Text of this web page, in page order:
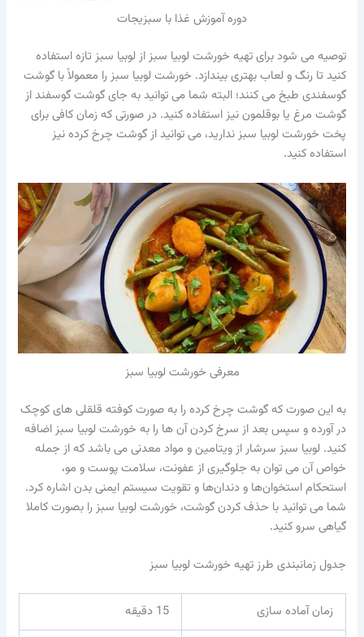
دوره آموزش غذا با سبزیجات
توصیه می‌ شود برای تهیه خورشت لوبیا سبز از لوبیا سبز تازه استفاده
کنید تا رنگ و لعاب بهتری بیندازد. خورشت لوبیا سبز را معمولاً با گوشت
گوسفندی طبخ می کنند؛ البته شما می توانید به جای گوشت گوسفند از
گوشت مرغ یا بوقلمون نیز استفاده کنید. در صورتی که زمان کافی برای
پخت خورشت لوبیا سبز ندارید، می توانید از گوشت چرخ کرده نیز
استفاده کنید.
معرفی خورشت لوبیا سبز
به این صورت که گوشت چرخ کرده را به صورت کوفته قلقلی های کوچک
در آورده و سپس بعد از سرخ کردن آن ها را به خورشت لوبیا سبز اضافه
کنید. لوبیا سبز سرشار از ویتامین و مواد معدنی می باشد که از جمله
خواص آن می توان به جلوگیری از عفونت، سلامت پوست و مو،
استحکام استخوان‌ها و دندان‌ها و تقویت سیستم ایمنی بدن اشاره کرد.
شما می توانید با حذف کردن گوشت، خورشت لوبیا سبز را بصورت کاملا
گیاهی سرو کنید.‌
جدول زمانبندی طرز تهیه خورشت لوبیا سبز
زمان آماده سازی
15 دقیقه